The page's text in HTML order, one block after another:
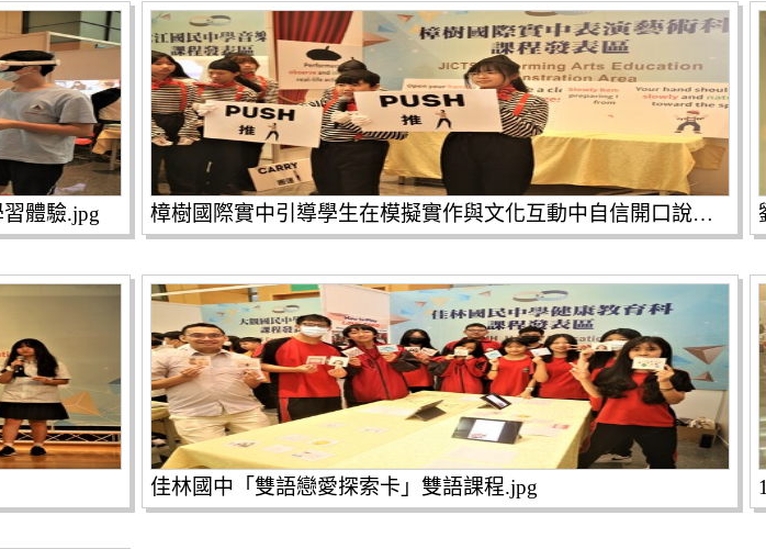
體驗.jpg 樟樹國際實中引導學生在模擬實作與文化互動中自信開口說英語.jpg
佳林國中「雙語戀愛探索卡」雙語課程.jpg